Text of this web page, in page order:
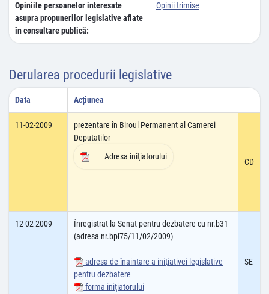
Opiniile persoanelor interesate
asupra propunerilor legislative aflate
în consultare publică:
Opinii trimise
Derularea procedurii legislative
Data Acțiunea
11-02-2009
prezentare în Biroul Permanent al Camerei
Deputatilor
Adresa iniţiatorului
CD
12-02-2009
Înregistrat la Senat pentru dezbatere cu nr.b31
(adresa nr.bpi75/11/02/2009)
adresa de înaintare a iniţiativei legislative
pentru dezbatere
forma iniţiatorului
SE